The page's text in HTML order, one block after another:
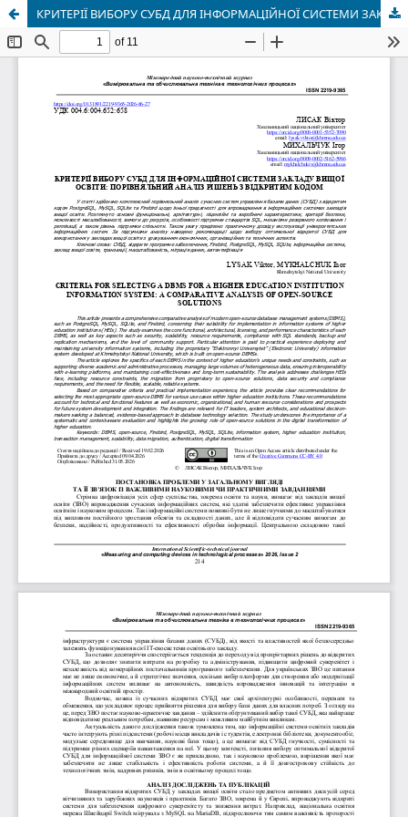
КРИТЕРІЇ ВИБОРУ СУБД ДЛЯ ІНФОРМАЦІЙНОЇ СИСТЕМИ ЗАКЛАДУ ВИЩОЇ ОСВІТИ: ПОРІВНЯЛЬНИЙ АНАЛІЗ РІШЕНЬ З ВІДКРИТИМ КОДОМ